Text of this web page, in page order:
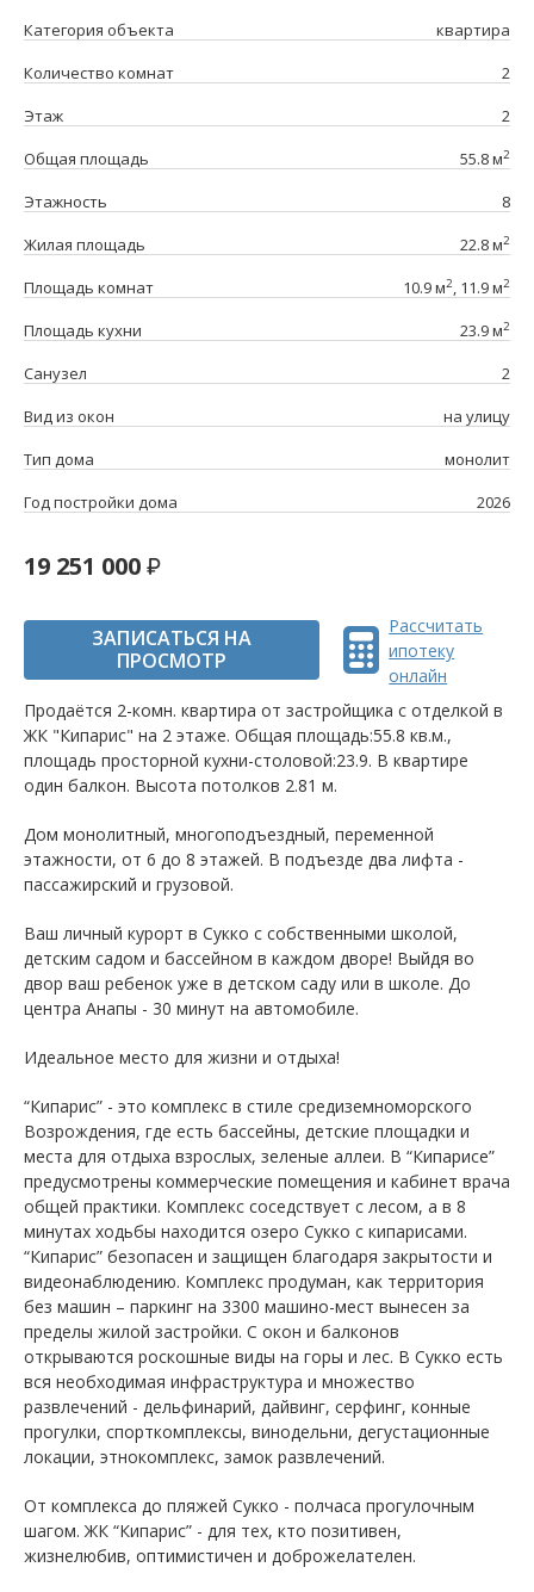
Категория объекта
квартира
Количество комнат
2
Этаж
2
Общая площадь
55.8 м2
Этажность
8
Жилая площадь
22.8 м2
Площадь комнат 10.9 м2, 11.9 м2
Площадь кухни 23.9 м2
Санузел
2
Вид из окон
на улицу
Тип дома
монолит
Год постройки дома
2026
19 251 000
ЗАПИСАТЬСЯ НА
ПРОСМОТР
Рассчитать
ипотеку
онлайн
Продаётся 2-комн. квартира от застройщика c отделкой в
ЖК "Кипарис" на 2 этаже. Общая площадь:55.8 кв.м.,
площадь просторной кухни-столовой:23.9. B квартире
один балкон. Высота потолков 2.81 м.
Дом монолитный, многоподъездный, переменной
этажности, от 6 до 8 этажей. B подъезде два лифта -
пассажирский и грузовой.
Ваш личный курорт в Сукко с собственными школой,
детским садом и бассейном в каждом дворе! Выйдя во
двор ваш ребенок уже в детском саду или в школе. До
центра Анапы - 30 минут на автомобиле.
Идеальное место для жизни и отдыха!
“Кипарис” - это комплекс в стиле средиземноморского
Возрождения, где есть бассейны, детские площадки и
места для отдыха взрослых, зеленые аллеи. В “Кипарисе”
предусмотрены коммерческие помещения и кабинет врача
общей практики. Комплекс соседствует с лесом, а в 8
минутах ходьбы находится озеро Сукко с кипарисами.
“Кипарис” безопасен и защищен благодаря закрытости и
видеонаблюдению. Комплекс продуман, как территория
без машин – паркинг на 3300 машино-мест вынесен за
пределы жилой застройки. С окон и балконов
открываются роскошные виды на горы и лес. В Сукко есть
вся необходимая инфраструктура и множество
развлечений - дельфинарий, дайвинг, серфинг, конные
прогулки, спорткомплексы, винодельни, дегустационные
локации, этнокомплекс, замок развлечений.
От комплекса до пляжей Сукко - полчаса прогулочным
шагом. ЖК “Кипарис” - для тех, кто позитивен,
жизнелюбив, оптимистичен и доброжелателен.